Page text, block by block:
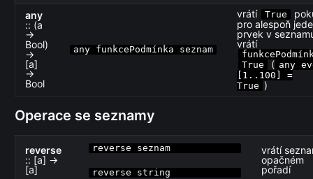
any
:: (a
→
Bool)
→
[a]
→
Bool
any funkcePodmínka seznam
vrátí True
pro alespoň
prvek v
vrátí
True
( any
[1..100] =
True )
Operace se seznamy
reverse
:: [a] →
[a]
reverse seznam
reverse string
vrátí
opačném
pořadí